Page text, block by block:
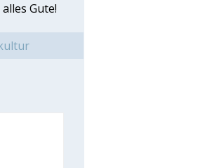
Gute!